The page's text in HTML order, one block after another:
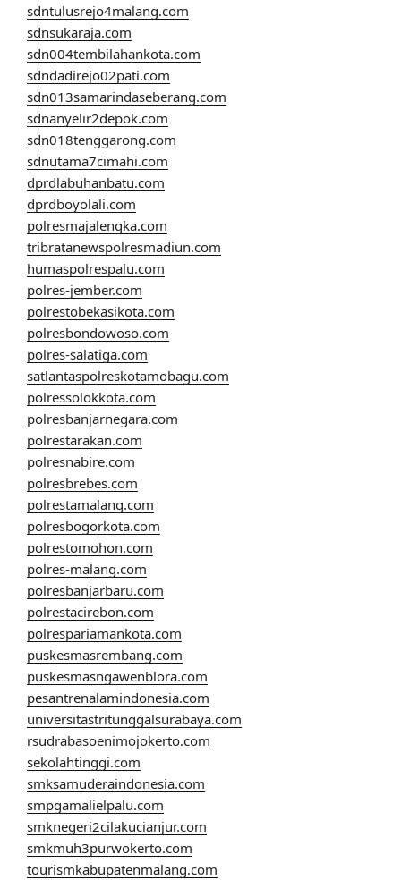
sdntulusrejo4malang.com
sdnsukaraja.com
sdn004tembilahankota.com
sdndadirejo02pati.com
sdn013samarindaseberang.com
sdnanyelir2depok.com
sdn018tenggarong.com
sdnutama7cimahi.com
dprdlabuhanbatu.com
dprdboyolali.com
polresmajalengka.com
tribratanewspolresmadiun.com
humaspolrespalu.com
polres-jember.com
polrestobekasikota.com
polresbondowoso.com
polres-salatiga.com
satlantaspolreskotamobagu.com
polressolokkota.com
polresbanjarnegara.com
polrestarakan.com
polresnabire.com
polresbrebes.com
polrestamalang.com
polresbogorkota.com
polrestomohon.com
polres-malang.com
polresbanjarbaru.com
polrestacirebon.com
polrespariamankota.com
puskesmasrembang.com
puskesmasngawenblora.com
pesantrenalamindonesia.com
universitastritunggalsurabaya.com
rsudrabasoenimojokerto.com
sekolahtinggi.com
smksamuderaindonesia.com
smpgamalielpalu.com
smknegeri2cilakucianjur.com
smkmuh3purwokerto.com
tourismkabupatenmalang.com